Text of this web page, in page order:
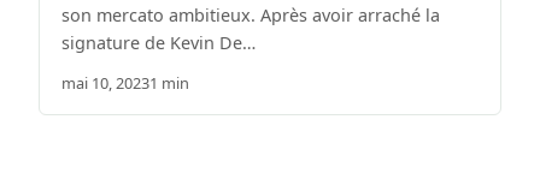
son mercato ambitieux. Après avoir arraché la
signature de Kevin De…
mai 10, 20231 min